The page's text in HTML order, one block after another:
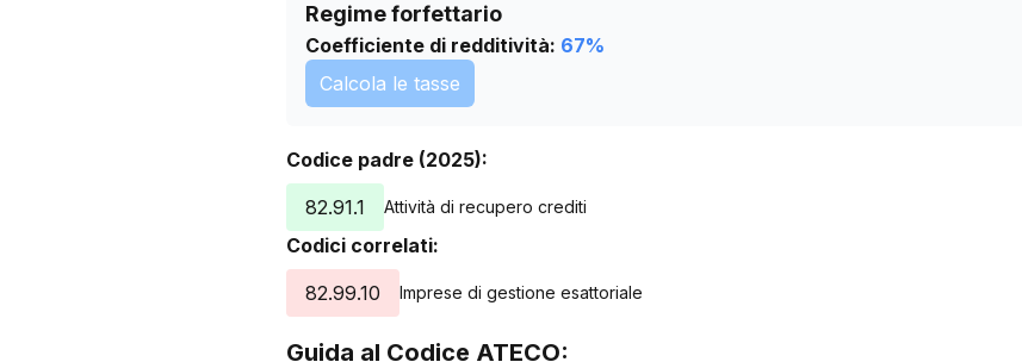
Regime forfettario
Coefficiente di redditività: 67%
Calcola le tasse
Codice padre (2025):
82.91.1
Attività di recupero crediti
Codici correlati:
82.99.10
Imprese di gestione esattoriale
Guida al Codice ATECO: